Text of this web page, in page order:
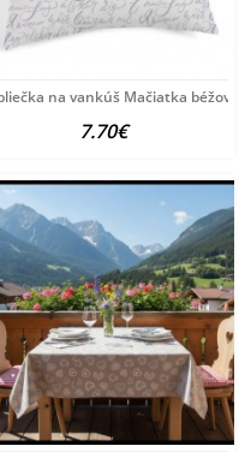
90x90 cmna vankúš Mačiatka béžová
7.70€